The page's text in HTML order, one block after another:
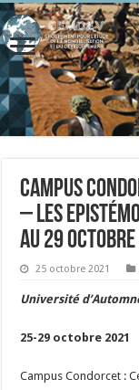
Campus
– Les
au 29 octobre
25 octobre 2021
Université
25-29 octobre 2021
Campus Condorcet :